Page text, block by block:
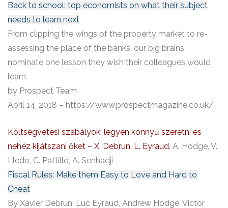
Back to school: top economists on what their subject
needs to learn next
From clipping the wings of the property market to re-
assessing the place of the banks, our big brains
nominate one lesson they wish their colleagues would
learn
by Prospect Team
April 14, 2018 – https://www.prospectmagazine.co.uk/
Költségvetési szabályok: legyen könnyű szeretni és
nehéz kijátszani őket – X. Debrun, L. Eyraud, A. Hodge, V.
Lledo, C. Pattillo, A. Senhadji
Fiscal Rules: Make them Easy to Love and Hard to
Cheat
By Xavier Debrun, Luc Eyraud, Andrew Hodge, Victor